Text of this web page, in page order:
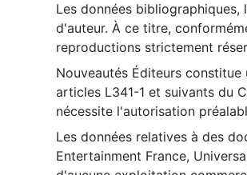
Les données
d'auteur. À ce titre,
reproductions strictement
Nouveautés Éditeurs
articles L341-1 et suivants du
nécessite l'autorisation
Les données relatives à des
Entertainment France,